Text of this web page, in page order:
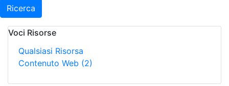
Ricerca
Voci Risorse
Qualsiasi Risorsa
Contenuto Web (2)